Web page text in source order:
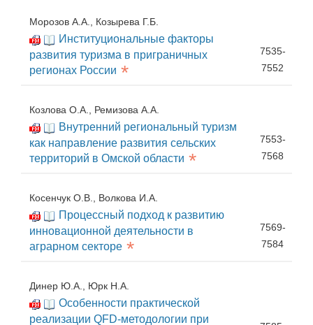
Морозов А.А., Козырева Г.Б.
Институциональные факторы
развития туризма в приграничных
регионах России *
7535-
7552
Козлова О.А., Ремизова А.А.
Внутренний региональный туризм
как направление развития сельских
территорий в Омской области *
7553-
7568
Косенчук О.В., Волкова И.А.
Процессный подход к развитию
инновационной деятельности в
аграрном секторе *
7569-
7584
Динер Ю.А., Юрк Н.А.
Особенности практической
реализации QFD-методологии при